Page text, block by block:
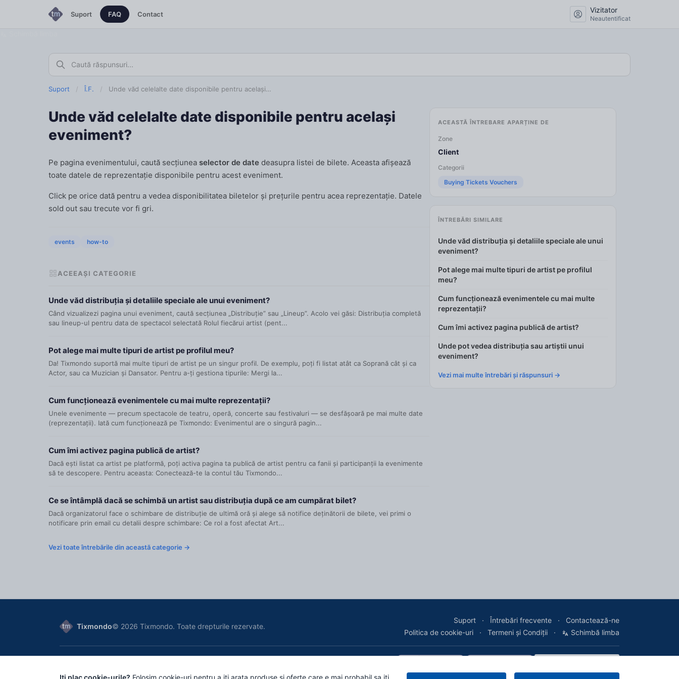
Suport FAQ Contact Vizitator
Neautentificat
Suport / Î.F. / Unde văd celelalte date disponibile pentru același…
Unde văd celelalte date disponibile pentru același
eveniment?
Pe pagina evenimentului, caută secțiunea selector de date deasupra listei de bilete. Aceasta afișează
toate datele de reprezentație disponibile pentru acest eveniment.
Click pe orice dată pentru a vedea disponibilitatea biletelor și prețurile pentru acea reprezentație. Datele
sold out sau trecute vor fi gri.
events how-to
ACEEAȘI CATEGORIE
Unde văd distribuția și detaliile speciale ale unui eveniment?
Când vizualizezi pagina unui eveniment, caută secțiunea „Distribuție” sau „Lineup”. Acolo vei găsi: Distribuția completă
sau lineup-ul pentru data de spectacol selectată Rolul fiecărui artist (pent...
Pot alege mai multe tipuri de artist pe profilul meu?
Da! Tixmondo suportă mai multe tipuri de artist pe un singur profil. De exemplu, poți fi listat atât ca Soprană cât și ca
Actor, sau ca Muzician și Dansator. Pentru a-ți gestiona tipurile: Mergi la...
Cum funcționează evenimentele cu mai multe reprezentații?
Unele evenimente — precum spectacole de teatru, operă, concerte sau festivaluri — se desfășoară pe mai multe date
(reprezentații). Iată cum funcționează pe Tixmondo: Evenimentul are o singură pagin...
Cum îmi activez pagina publică de artist?
Dacă ești listat ca artist pe platformă, poți activa pagina ta publică de artist pentru ca fanii și participanții la evenimente
să te descopere. Pentru aceasta: Conectează-te la contul tău Tixmondo...
Ce se întâmplă dacă se schimbă un artist sau distribuția după ce am cumpărat bilet?
Dacă organizatorul face o schimbare de distribuție de ultimă oră și alege să notifice deținătorii de bilete, vei primi o
notificare prin email cu detalii despre schimbare: Ce rol a fost afectat Art...
Vezi toate întrebările din această categorie →
ACEASTĂ ÎNTREBARE APARȚINE DE
Zone
Client
Categorii
Buying Tickets Vouchers
ÎNTREBĂRI SIMILARE
Unde văd distribuția și detaliile speciale ale unui
eveniment?
Pot alege mai multe tipuri de artist pe profilul
meu?
Cum funcționează evenimentele cu mai multe
reprezentații?
Cum îmi activez pagina publică de artist?
Unde pot vedea distribuția sau artiștii unui
eveniment?
Vezi mai multe întrebări și răspunsuri →
Tixmondo© 2026 Tixmondo. Toate drepturile rezervate.
Suport Întrebări frecvente
Contactează-ne
Politica de cookie-uri
Termeni și Condiții Schimbă limba
Tixmondo SRL, Bucharest, Romania
Iti plac cookie-urile? Folosim cookie-uri pentru a iti arata produse si oferte care e mai probabil sa iti